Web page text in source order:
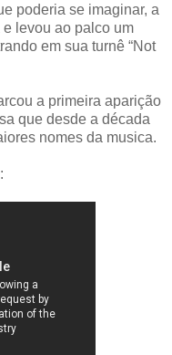
poderia se imaginar, a
levou ao palco um
em sua turnê “Not
a primeira aparição
que desde a década
nomes da musica.